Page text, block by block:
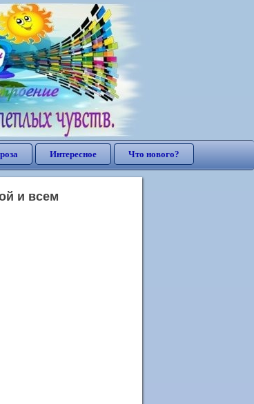
Интересное Что нового?
и всем